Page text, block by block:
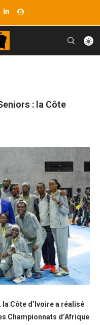
: la Côte
Côte d’Ivoire a réalisé
Championnats d’Afrique